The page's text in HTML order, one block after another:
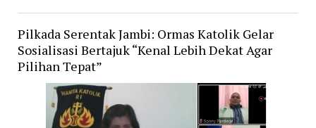
Pilkada Serentak Jambi: Ormas Katolik Gelar
Sosialisasi Bertajuk “Kenal Lebih Dekat Agar
Pilihan Tepat”